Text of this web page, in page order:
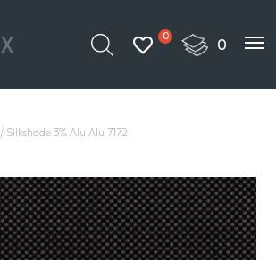
0
/ Silkshade 3% Alu Alu 7172